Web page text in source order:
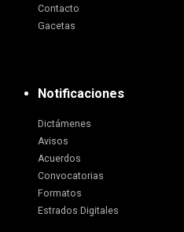
Contacto
Gacetas
Notificaciones
Dictámenes
Avisos
Acuerdos
Convocatorias
Formatos
Estrados Digitales